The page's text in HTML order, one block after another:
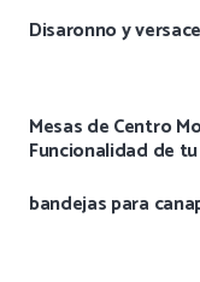
Disaronno y versace
Mesas de Centro
Funcionalidad de
bandejas para